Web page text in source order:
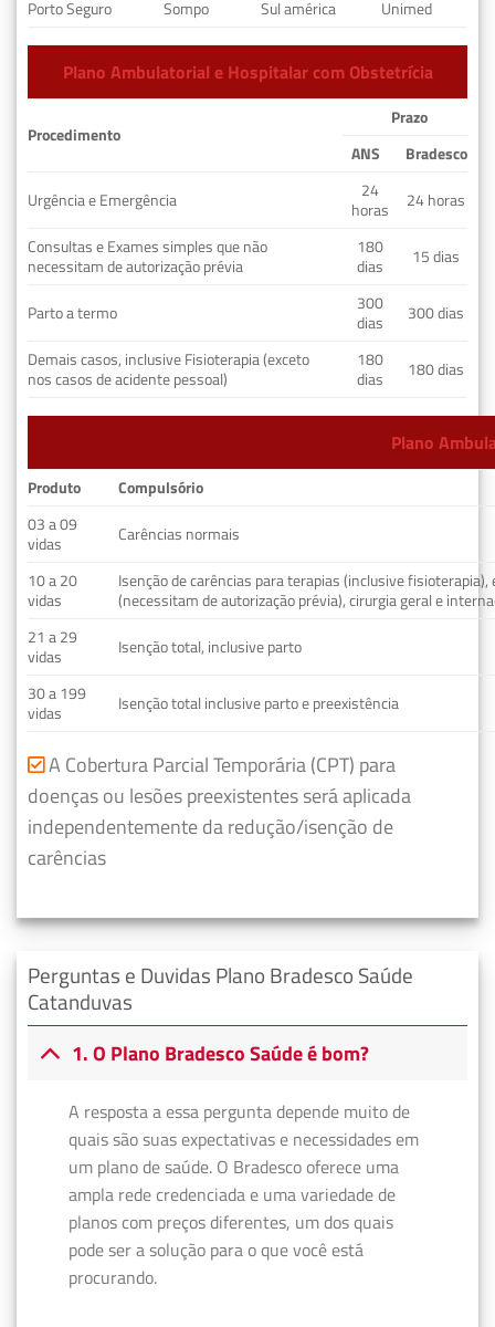
Porto Seguro
Sompo Sul américa Unimed
Plano Ambulatorial e Hospitalar com Obstetrícia
Procedimento
Prazo
ANS
Bradesco
Urgência e Emergência
24
horas
24 horas
Consultas e Exames simples que não
necessitam de autorização prévia
180
dias
15 dias
Parto a termo
300
dias
300 dias
Demais casos, inclusive Fisioterapia (exceto
nos casos de acidente pessoal)
180
dias
180 dias
Plano
Produto
Compulsório
03 a 09
vidas
Carências normais
10 a 20
vidas
Isenção de carências para terapias (inclusive fisioterapia),
(necessitam de autorização prévia), cirurgia geral e
21 a 29
vidas
Isenção total, inclusive parto
30 a 199
vidas
Isenção total inclusive parto e preexistência
A Cobertura Parcial Temporária (CPT) para
doenças ou lesões preexistentes será aplicada
independentemente da redução/isenção de
carências
Perguntas e Duvidas Plano Bradesco Saúde
Catanduvas
1. O Plano Bradesco Saúde é bom?
A resposta a essa pergunta depende muito de
quais são suas expectativas e necessidades em
um plano de saúde. O Bradesco oferece uma
ampla rede credenciada e uma variedade de
planos com preços diferentes, um dos quais
pode ser a solução para o que você está
procurando.